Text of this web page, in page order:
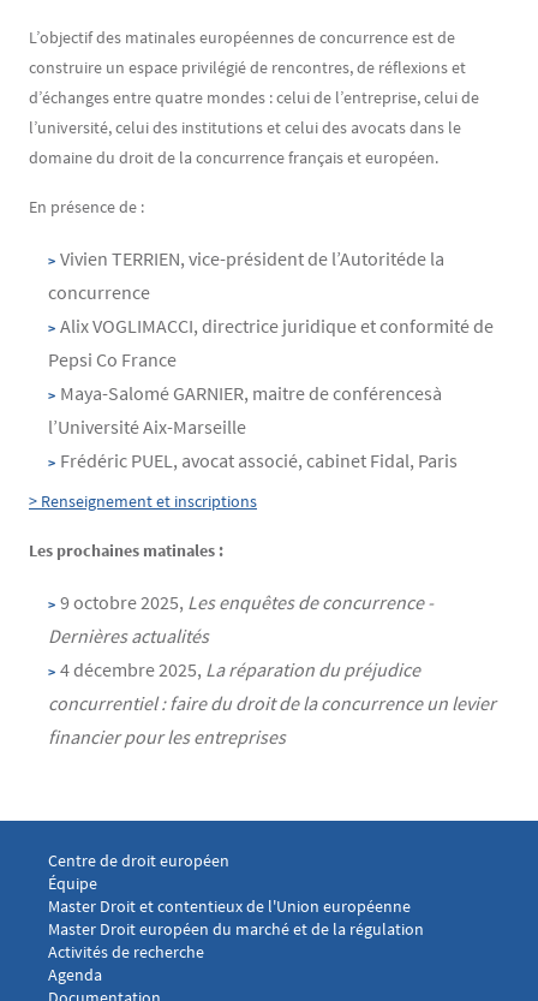
L’objectif des matinales européennes de concurrence est de
construire un espace privilégié de rencontres, de réflexions et
d’échanges entre quatre mondes : celui de l’entreprise, celui de
l’université, celui des institutions et celui des avocats dans le
domaine du droit de la concurrence français et européen.
En présence de :
Vivien TERRIEN, vice-président de l’Autoritéde la
concurrence
Alix VOGLIMACCI, directrice juridique et conformité de
Pepsi Co France
Maya-Salomé GARNIER, maitre de conférencesà
l’Université Aix-Marseille
Frédéric PUEL , avocat associé, cabinet Fidal, Paris
> Renseignement et inscriptions
Les prochaines matinales :
9 octobre 2025, Les enquêtes de concurrence -
Dernières actualités
4 décembre 2025, La réparation du préjudice
concurrentiel : faire du droit de la concurrence un levier
financier pour les entreprises
Menu footer CDE 1
Centre de droit européen
Équipe
Menu footer CDE 2
Master Droit et contentieux de l'Union européenne
Master Droit européen du marché et de la régulation
Menu footer CDE 3
Activités de recherche
Agenda